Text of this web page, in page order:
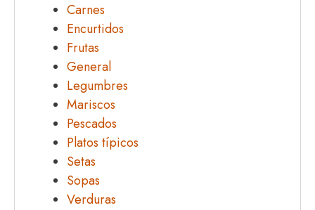
Carnes
Encurtidos
Frutas
General
Legumbres
Mariscos
Pescados
Platos típicos
Setas
Sopas
Verduras